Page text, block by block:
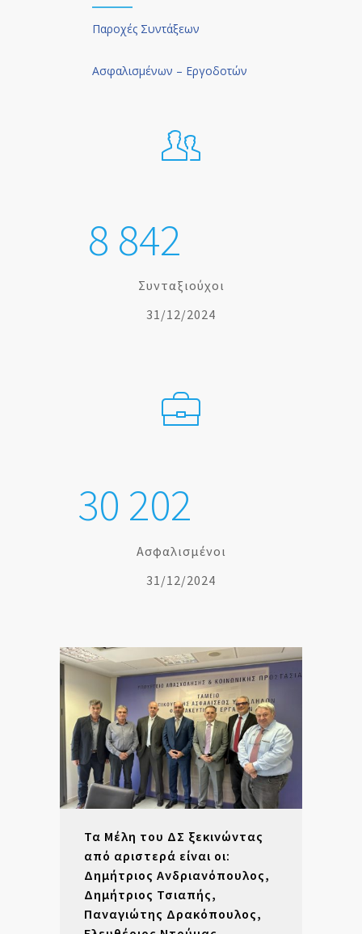
Παροχές Συντάξεων
Ασφαλισμένων – Εργοδοτών
8 842
Συνταξιούχοι
31/12/2024
30 202
Ασφαλισμένοι
31/12/2024
Τα Μέλη του ΔΣ ξεκινώντας
από αριστερά είναι οι:
Δημήτριος Ανδριανόπουλος,
Δημήτριος Τσιαπής,
Παναγιώτης Δρακόπουλος,